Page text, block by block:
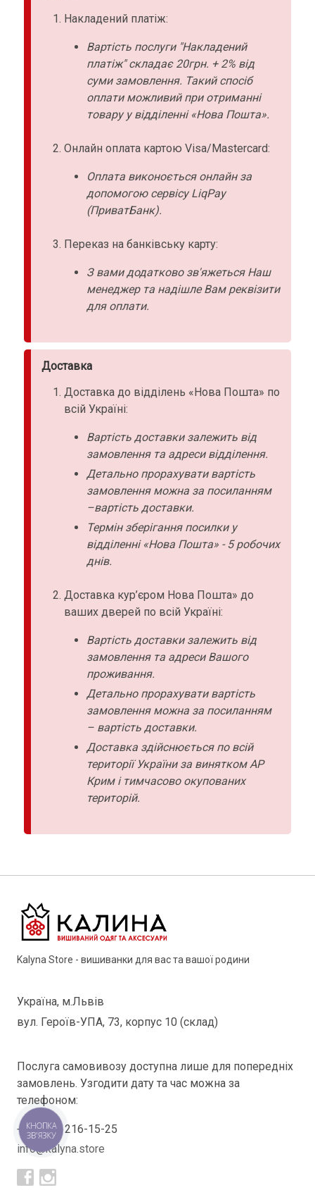
Накладений платіж:
Вартість послуги "Накладений
платіж" складає 20грн. + 2% від
суми замовлення. Такий спосіб
оплати можливий при отриманні
товару у відділенні «Нова Пошта».
Онлайн оплата картою Visa/Mastercard:
Оплата виконоється онлайн за
допомогою сервісу LiqPay
(ПриватБанк).
Переказ на банківську карту:
З вами додатково зв'яжеться Наш
менеджер та надішле Вам реквізити
для оплати.
Доставка
Доставка до відділень «Нова Пошта» по
всій Україні:
Вартість доставки залежить від
замовлення та адреси відділення.
Детально прорахувати вартість
замовлення можна за посиланням
–вартість доставки.
Термін зберігання посилки у
відділенні «Нова Пошта» - 5 робочих
днів.
Доставка кур’єром Нова Пошта» до
ваших дверей по всій Україні:
Вартість доставки залежить від
замовлення та адреси Вашого
проживання.
Детально прорахувати вартість
замовлення можна за посиланням
– вартість доставки.
Доставка здійснюється по всій
території України за винятком АР
Крим і тимчасово окупованих
територій.
Kalyna Store - вишиванки для вас та вашої родини
Україна, м.Львів
вул. Героїв-УПА, 73, корпус 10 (склад)
Послуга самовивозу доступна лише для попередніх
замовлень. Узгодити дату та час можна за
телефоном:
+38(098) 216-15-25
info@kalyna.store
КНОПКА
ЗВ'ЯЗКУ